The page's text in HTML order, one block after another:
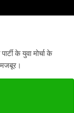
के युवा मोर्चा के
मजबूर।